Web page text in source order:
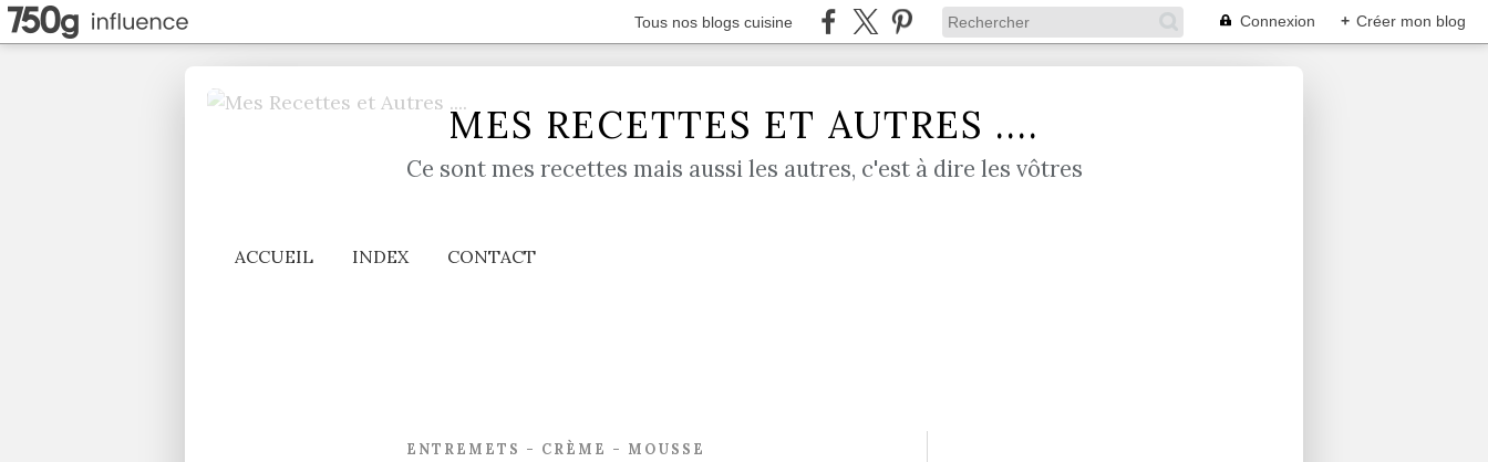
Tous nos blogs cuisine Connexion + Créer mon blog
MES RECETTES ET AUTRES ....
Ce sont mes recettes mais aussi les autres, c'est à dire les vôtres
ACCUEIL INDEX CONTACT
ENTREMETS - CRÈME - MOUSSE